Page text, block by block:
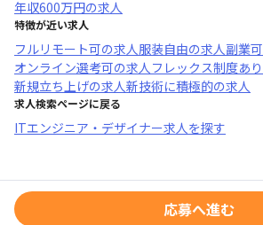
年収600万円の求人
特徴が近い求人
フルリモート可の求人服装自由の求人副業可
オンライン選考可の求人フレックス制度あり
新規立ち上げの求人新技術に積極的の求人
求人検索ページに戻る
ITエンジニア・デザイナー求人を探す
応募へ進む